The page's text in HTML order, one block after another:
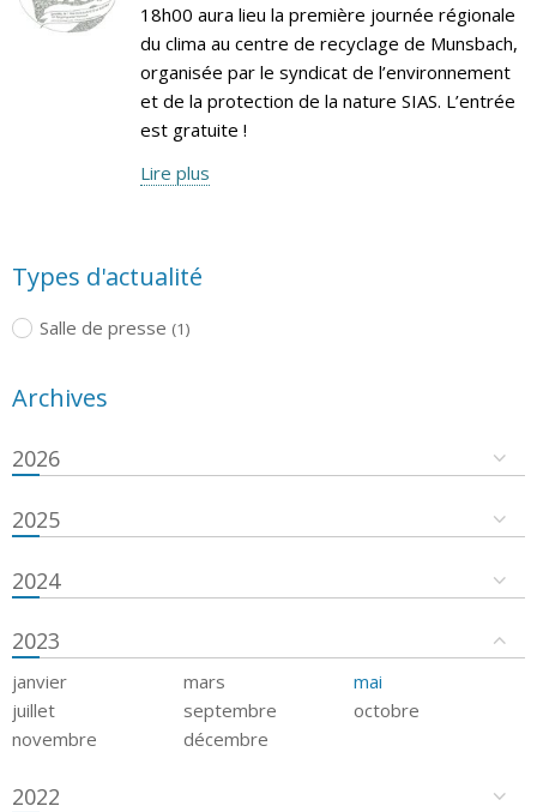
18h00 aura lieu la première journée régionale
du clima au centre de recyclage de Munsbach,
organisée par le syndicat de l’environnement
et de la protection de la nature SIAS. L’entrée
est gratuite !
Lire plus
Types d'actualité
Salle de presse (1)
Archives
2026
2025
2024
2023
janvier mars
mai
juillet
septembre
octobre
novembre
décembre
2022